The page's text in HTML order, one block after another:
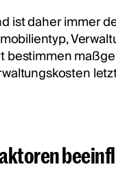
ist daher immer
bestimmen